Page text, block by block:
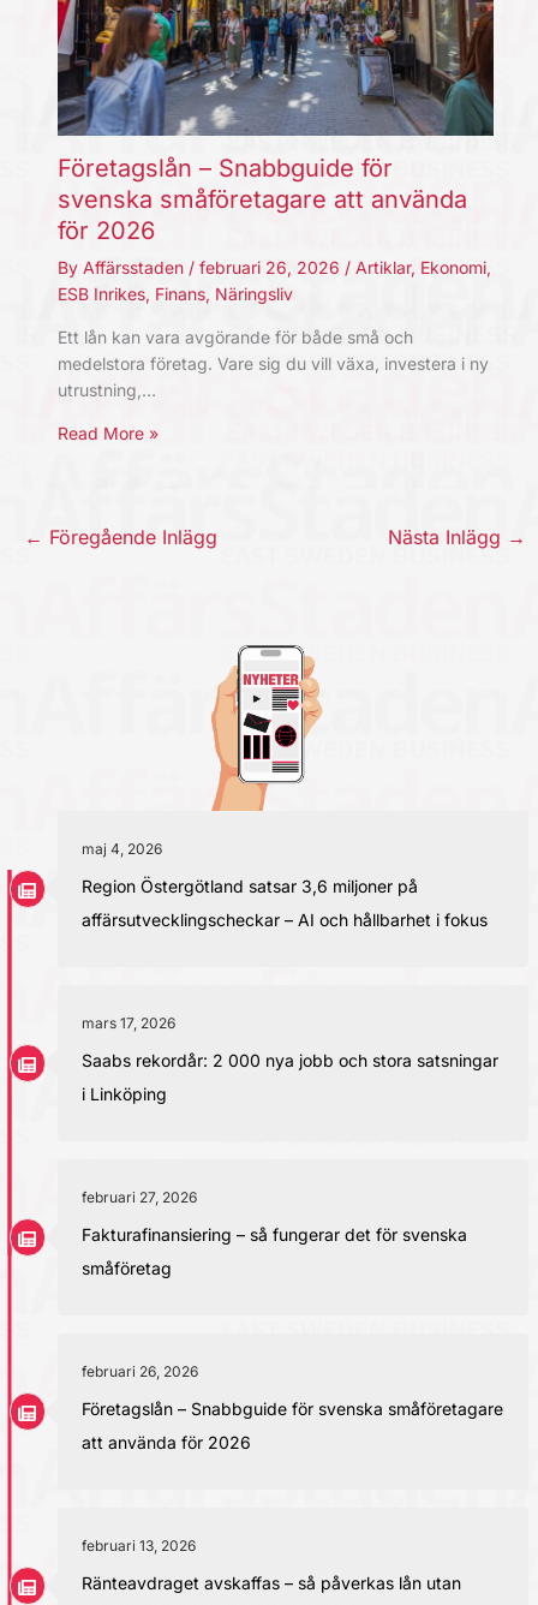
Företagslån – Snabbguide för
svenska småföretagare att använda
för 2026
By Affärsstaden / februari 26, 2026 / Artiklar, Ekonomi,
ESB Inrikes, Finans, Näringsliv
Ett lån kan vara avgörande för både små och
medelstora företag. Vare sig du vill växa, investera i ny
utrustning,…
Read More »
← Föregående Inlägg Nästa Inlägg →
maj 4, 2026
Region Östergötland satsar 3,6 miljoner på
affärsutvecklingscheckar – AI och hållbarhet i fokus
mars 17, 2026
Saabs rekordår: 2 000 nya jobb och stora satsningar
i Linköping
februari 27, 2026
Fakturafinansiering – så fungerar det för svenska
småföretag
februari 26, 2026
Företagslån – Snabbguide för svenska småföretagare
att använda för 2026
februari 13, 2026
Ränteavdraget avskaffas – så påverkas lån utan